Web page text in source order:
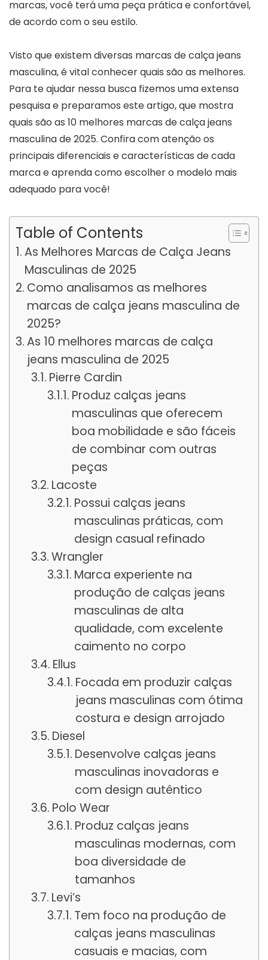
marcas, você terá uma peça prática e confortável,
de acordo com o seu estilo.
Visto que existem diversas marcas de calça jeans
masculina, é vital conhecer quais são as melhores.
Para te ajudar nessa busca fizemos uma extensa
pesquisa e preparamos este artigo, que mostra
quais são as 10 melhores marcas de calça jeans
masculina de 2025. Confira com atenção os
principais diferenciais e características de cada
marca e aprenda como escolher o modelo mais
adequado para você!
Table of Contents
As Melhores Marcas de Calça Jeans
Masculinas de 2025
Como analisamos as melhores
marcas de calça jeans masculina de
2025?
As 10 melhores marcas de calça
jeans masculina de 2025
Pierre Cardin
Produz calças jeans
masculinas que oferecem
boa mobilidade e são fáceis
de combinar com outras
peças
Lacoste
Possui calças jeans
masculinas práticas, com
design casual refinado
Wrangler
Marca experiente na
produção de calças jeans
masculinas de alta
qualidade, com excelente
caimento no corpo
Ellus
Focada em produzir calças
jeans masculinas com ótima
costura e design arrojado
Diesel
Desenvolve calças jeans
masculinas inovadoras e
com design autêntico
Polo Wear
Produz calças jeans
masculinas modernas, com
boa diversidade de
tamanhos
Levi’s
Tem foco na produção de
calças jeans masculinas
casuais e macias, com